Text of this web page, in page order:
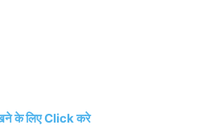
के लिए Click करे